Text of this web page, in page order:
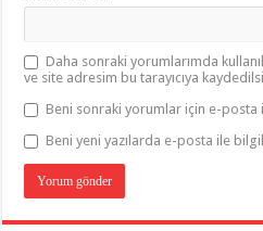
Daha sonraki yorumlarımda
ve site adresim bu tarayıcıya
Beni sonraki yorumlar için e-
Beni yeni yazılarda e-posta ile